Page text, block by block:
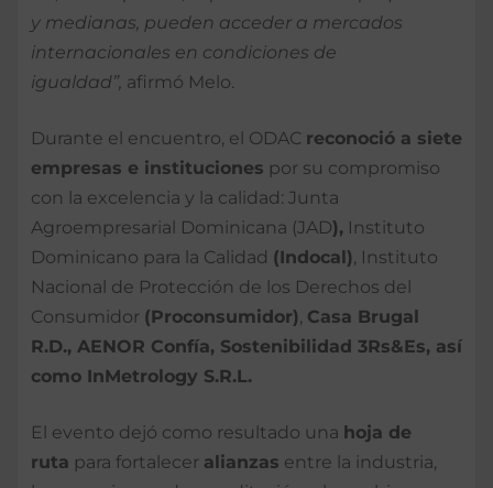
y medianas, pueden acceder a mercados
internacionales en condiciones de
igualdad”, afirmó Melo.
Durante el encuentro, el ODAC reconoció a siete
empresas e instituciones por su compromiso
con la excelencia y la calidad: Junta
Agroempresarial Dominicana (JAD), Instituto
Dominicano para la Calidad (Indocal) , Instituto
Nacional de Protección de los Derechos del
Consumidor (Proconsumidor) Casa Brugal
R.D., AENOR Confía, Sostenibilidad 3Rs&Es, así
como InMetrology S.R.L.
El evento dejó como resultado una hoja de
ruta para fortalecer alianzas entre la industria,